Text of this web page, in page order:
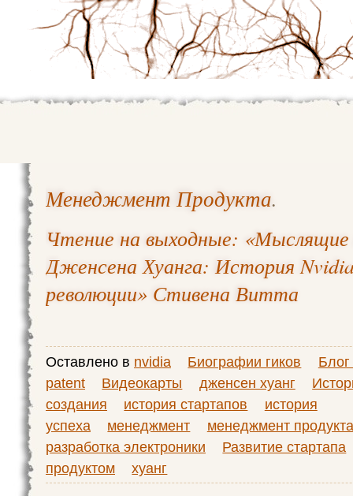
Менеджмент Продукта.
Чтение на выходные:
Дженсена Хуанга: История
революции» Стивена Витта
Оставлено в nvidia Биографии гиков
patent
Видеокарты дженсен хуанг
создания
история стартапов
история
успеха
менеджмент
менеджмент продукта
разработка электроники
Развитие стартапа
продуктом
хуанг